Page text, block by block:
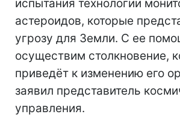
испытания технологии
астероидов, которые
угрозу для Земли. С ее
осуществим столкновение,
приведёт к изменению его
заявил представитель
управления.